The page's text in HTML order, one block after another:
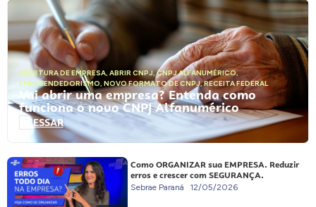
ABERTURA DE EMPRESA, ABRIR CNPJ,CNPJ ALFANUMÉRICO,
EMPREENDEDORISMO, NOVO FORMATO DE CNPJ,RECEITA FEDERAL
Vai abrir uma empresa? Entenda como
funciona o novo CNPJ Alfanumérico
ACESSAR
Como ORGANIZAR sua EMPRESA. Reduzir
erros e crescer com SEGURANÇA.
Sebrae Paraná 12/05/2026